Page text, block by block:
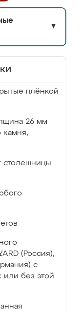
▼
плёнкой
26 мм
камня,
столешницы
(Россия),
с
или без этой